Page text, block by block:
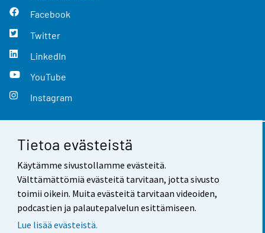
Tietoa evästeistä
Käytämme sivustollamme evästeitä.
Välttämättömiä evästeitä tarvitaan, jotta sivusto
toimii oikein. Muita evästeitä tarvitaan videoiden,
podcastien ja palautepalvelun esittämiseen.
Lue lisää evästeistä.
Facebook
Twitter
LinkedIn
YouTube
Instagram
Yhteystiedot
Palaute
Käyttöehdot